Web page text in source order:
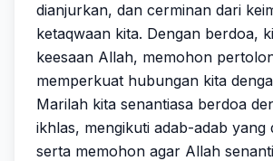
dianjurkan, dan cerminan dari
ketaqwaan kita. Dengan berdoa,
keesaan Allah, memohon
memperkuat hubungan kita
Marilah kita senantiasa berdoa
ikhlas, mengikuti adab-adab yang
serta memohon agar Allah